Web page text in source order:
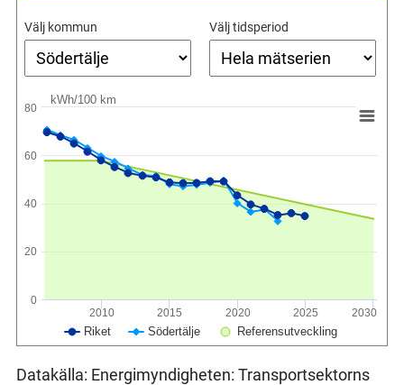
Välj kommun Välj tidsperiod
kWh/100 km
Riket Södertälje Referensutveckling
2010 2015 2020 2025 2030
0
20
40
60
80
Datakälla: Energimyndigheten: Transportsektorns